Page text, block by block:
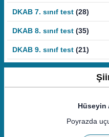
DKAB 7. sınıf test (28)
DKAB 8. sınıf test (35)
DKAB 9. sınıf test (21)
Hüseyin
Poyrazda